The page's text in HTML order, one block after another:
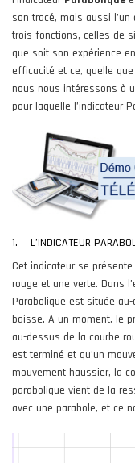
son tracé, mais aussi
trois fonctions, celles de
que soit son expérience
efficacité et ce, quelle
nous nous intéressons à
pour laquelle l’indicateur
1. L’INDICATEUR
Cet indicateur se
rouge et une verte. Dans
Parabolique est située
baisse. A un moment, le
au-dessus de la courbe
est terminé et qu’un
mouvement haussier, la
parabolique vient de la
avec une parabole, et ce